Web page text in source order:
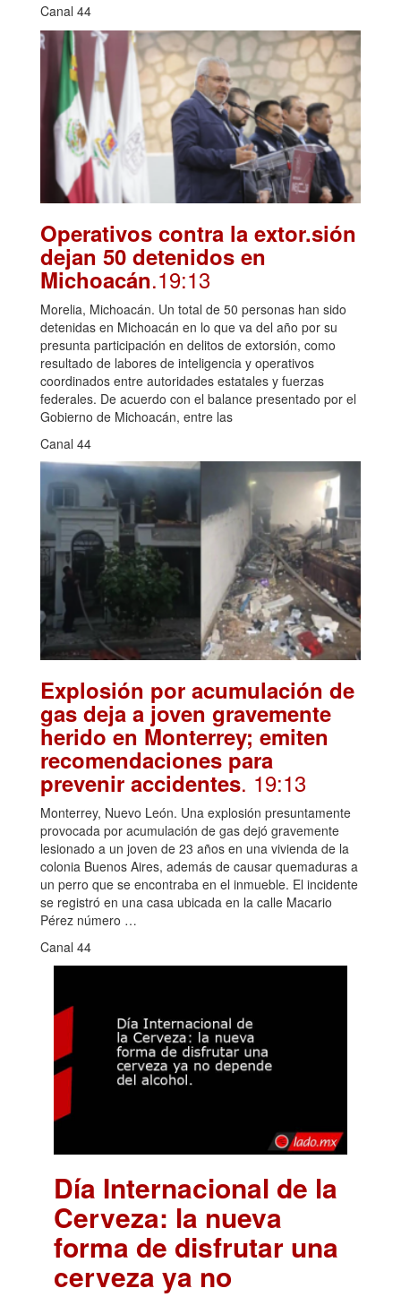
Canal 44
Operativos contra la extor.sión
dejan 50 detenidos en
Michoacán.19:13
Morelia, Michoacán. Un total de 50 personas han sido
detenidas en Michoacán en lo que va del año por su
presunta participación en delitos de extorsión, como
resultado de labores de inteligencia y operativos
coordinados entre autoridades estatales y fuerzas
federales. De acuerdo con el balance presentado por el
Gobierno de Michoacán, entre las
Canal 44
Explosión por acumulación de
gas deja a joven gravemente
herido en Monterrey; emiten
recomendaciones para
prevenir accidentes. 19:13
Monterrey, Nuevo León. Una explosión presuntamente
provocada por acumulación de gas dejó gravemente
lesionado a un joven de 23 años en una vivienda de la
colonia Buenos Aires, además de causar quemaduras a
un perro que se encontraba en el inmueble. El incidente
se registró en una casa ubicada en la calle Macario
Pérez número …
Canal 44
Día Internacional de la
Cerveza: la nueva
forma de disfrutar una
cerveza ya no